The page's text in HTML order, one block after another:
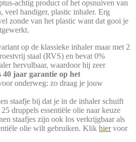
achtig product of het opsnuiven van
veel handiger, plastic inhaler. Erg
zonde van het plastic want dat gooi je
op de klassieke inhaler maar met 2
staal (RVS) en bevat 0%
hervulbaar, waardoor hij zeer
40 jaar garantie op het
onderweg: zo draag je jouw
staafje bij dat je in de inhaler schuift
druppels essentiële olie naar keuze
staafjes zijn ook los verkrijgbaar als
olie wilt gebruiken. Klik hiervoor